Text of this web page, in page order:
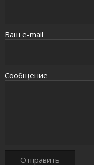
Ваш e-mail
Сообщение